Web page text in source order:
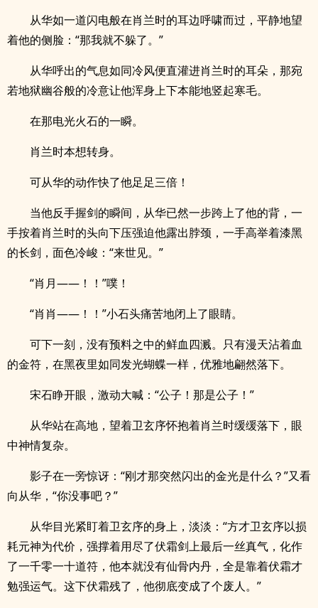
从华如一道闪电般在肖兰时的耳边呼啸而过，平静地望
着他的侧脸：“那我就不躲了。”
从华呼出的气息如同冷风便直灌进肖兰时的耳朵，那宛
若地狱幽谷般的冷意让他浑身上下本能地竖起寒毛。
在那电光火石的一瞬。
肖兰时本想转身。
可从华的动作快了他足足三倍！
当他反手握剑的瞬间，从华已然一步跨上了他的背，一
手按着肖兰时的头向下压强迫他露出脖颈，一手高举着漆黑
的长剑，面色冷峻：“来世见。”
“肖月——！！”噗！
“肖肖——！！”小石头痛苦地闭上了眼睛。
可下一刻，没有预料之中的鲜血四溅。只有漫天沾着血
的金符，在黑夜里如同发光蝴蝶一样，优雅地翩然落下。
宋石睁开眼，激动大喊：“公子！那是公子！”
从华站在高地，望着卫玄序怀抱着肖兰时缓缓落下，眼
中神情复杂。
影子在一旁惊讶：“刚才那突然闪出的金光是什么？”又看
向从华，“你没事吧？”
从华目光紧盯着卫玄序的身上，淡淡：“方才卫玄序以损
耗元神为代价，强撑着用尽了伏霜剑上最后一丝真气，化作
了一千零一十道符，他本就没有仙骨内丹，全是靠着伏霜才
勉强运气。这下伏霜残了，他彻底变成了个废人。”